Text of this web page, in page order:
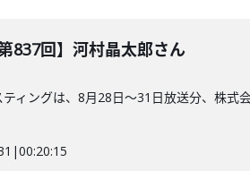
837回】河村晶太郎さん
ィングは、8月28日〜31日放送分、株式
|00:20:15